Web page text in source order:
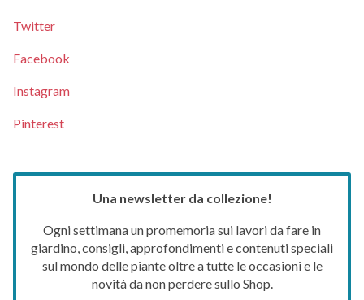
Twitter
Facebook
Instagram
Pinterest
Una newsletter da collezione!
Ogni settimana un promemoria sui lavori da fare in
giardino, consigli, approfondimenti e contenuti speciali
sul mondo delle piante oltre a tutte le occasioni e le
novità da non perdere sullo Shop.